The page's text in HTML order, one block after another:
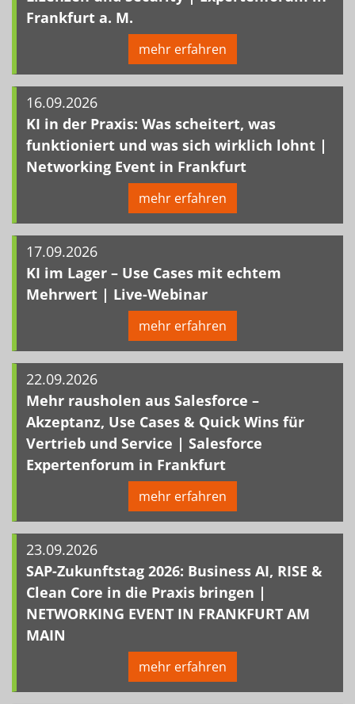
Frankfurt a. M.
mehr erfahren
16.09.2026
KI in der Praxis: Was scheitert, was
funktioniert und was sich wirklich lohnt |
Networking Event in Frankfurt
mehr erfahren
17.09.2026
KI im Lager – Use Cases mit echtem
Mehrwert | Live-Webinar
mehr erfahren
22.09.2026
Mehr rausholen aus Salesforce –
Akzeptanz, Use Cases & Quick Wins für
Vertrieb und Service | Salesforce
Expertenforum in Frankfurt
mehr erfahren
23.09.2026
SAP-Zukunftstag 2026: Business AI, RISE &
Clean Core in die Praxis bringen |
NETWORKING EVENT IN FRANKFURT AM
MAIN
mehr erfahren